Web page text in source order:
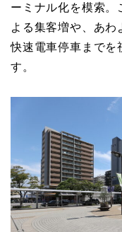
ーミナル化を模索。
よる集客増や、あ
快速電車停車までを
す。